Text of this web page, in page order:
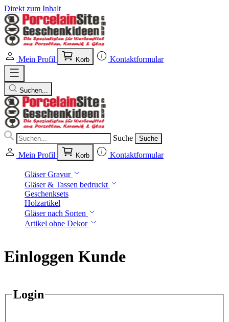
Direkt zum Inhalt
Mein Profil Korb Kontaktformular
Suchen...
Suche Suche
Mein Profil Korb Kontaktformular
Gläser Gravur
Gläser & Tassen bedruckt
Geschenksets
Holzartikel
Gläser nach Sorten
Artikel ohne Dekor
Einloggen Kunde
Login